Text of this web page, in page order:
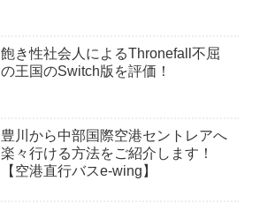
飽き性社会人によるThronefall不屈
の王国のSwitch版を評価！
豊川から中部国際空港セントレアへ
楽々行ける方法をご紹介します！
【空港直行バスe-wing】